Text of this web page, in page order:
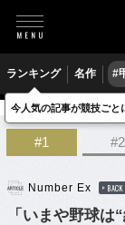
ランキング 名作 #
野球 高校野球
#1 #2
Number Ex BACK
「いまや野球
今人気の記事が競技ごと